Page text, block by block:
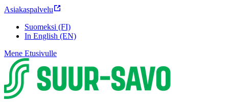
Asiakaspalvelu
Suomeksi (FI)
In English (EN)
Mene Etusivulle